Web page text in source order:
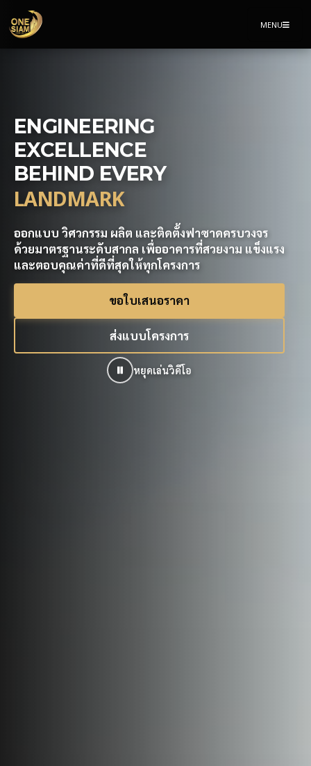
MENU
ENGINEERING
EXCELLENCE
BEHIND EVERY
LANDMARK
ออกแบบ วิศวกรรม ผลิต และติดตั้งฟาซาดครบวงจร
ด้วยมาตรฐานระดับสากล เพื่ออาคารที่สวยงาม แข็งแรง
และตอบคุณค่าที่ดีที่สุดให้ทุกโครงการ
ขอใบเสนอราคา
ส่งแบบโครงการ
หยุดเล่นวิดีโอ